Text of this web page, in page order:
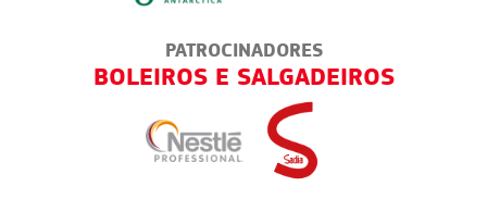
PATROCINADORES
BOLEIROS E SALGADEIROS